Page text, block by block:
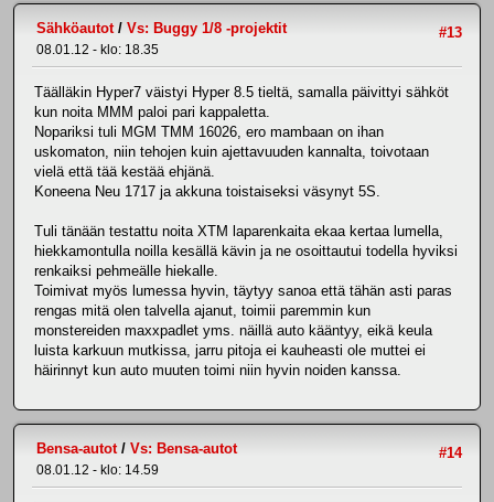
#13
Sähköautot/ Vs: Buggy 1/8 -projektit
08.01.12 - klo: 18.35
Täälläkin Hyper7 väistyi Hyper 8.5 tieltä, samalla päivittyi sähköt
kun noita MMM paloi pari kappaletta.
Nopariksi tuli MGM TMM 16026, ero mambaan on ihan
uskomaton, niin tehojen kuin ajettavuuden kannalta, toivotaan
vielä että tää kestää ehjänä.
Koneena Neu 1717 ja akkuna toistaiseksi väsynyt 5S.
Tuli tänään testattu noita XTM laparenkaita ekaa kertaa lumella,
hiekkamontulla noilla kesällä kävin ja ne osoittautui todella hyviksi
renkaiksi pehmeälle hiekalle.
Toimivat myös lumessa hyvin, täytyy sanoa että tähän asti paras
rengas mitä olen talvella ajanut, toimii paremmin kun
monstereiden maxxpadlet yms. näillä auto kääntyy, eikä keula
luista karkuun mutkissa, jarru pitoja ei kauheasti ole muttei ei
häirinnyt kun auto muuten toimi niin hyvin noiden kanssa.
#14
Bensa-autot/ Vs: Bensa-autot
08.01.12 - klo: 14.59